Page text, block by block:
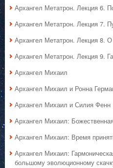
Архангел Метатрон. Лекция 6.
Архангел Метатрон. Лекция 7.
Архангел Метатрон. Лекция 8.
Архангел Метатрон. Лекция 9.
Архангел Михаил
Архангел Михаил и Ронна
Архангел Михаил и Силия Фенн
Архангел Михаил:
Архангел Михаил: Время
Архангел Михаил:
большому эволюционному